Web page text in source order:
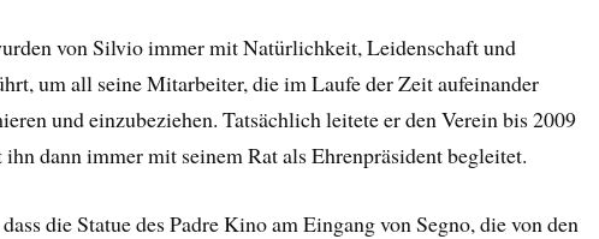
von Silvio immer mit Natürlichkeit, Leidenschaft und
um all seine Mitarbeiter, die im Laufe der Zeit aufeinander
und einzubeziehen. Tatsächlich leitete er den Verein bis 2009
ihn dann immer mit seinem Rat als Ehrenpräsident begleitet.
die Statue des Padre Kino am Eingang von Segno, die von den